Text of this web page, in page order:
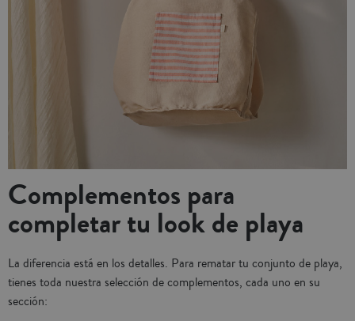
Complementos para
completar tu look de playa
La diferencia está en los detalles. Para rematar tu conjunto de playa,
tienes toda nuestra selección de complementos, cada uno en su
sección: